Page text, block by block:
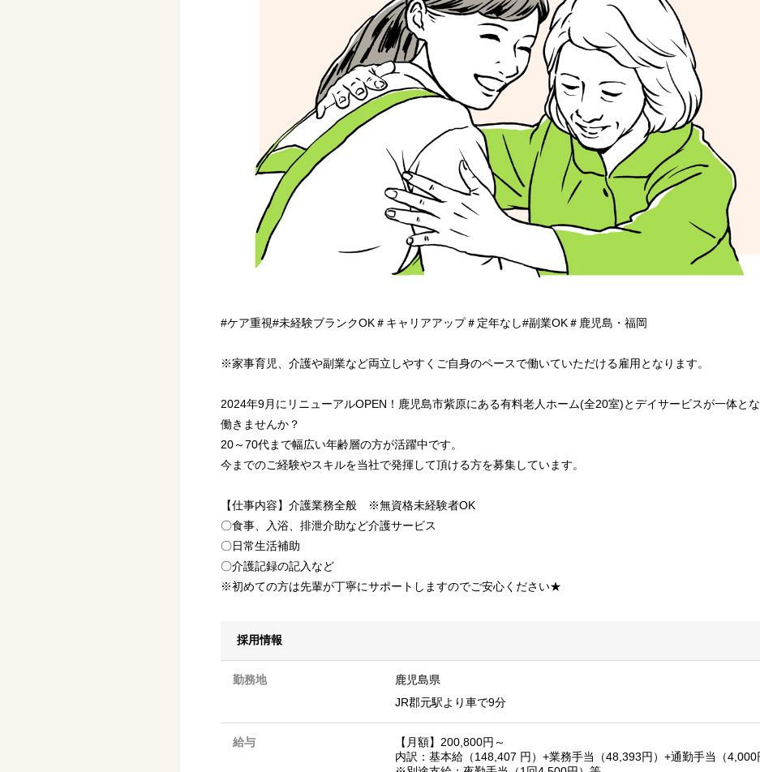
#ケア重視#未経験ブランクOK＃キャリアアップ＃定年なし#副業OK＃鹿児島・福岡
※家事育児、介護や副業など両立しやすくご自身のペースで働いていただける雇用となります。
2024年9月にリニューアルOPEN！鹿児島市紫原にある有料老人ホーム(全20室)とデイサービスが一体と
働きませんか？
20～70代まで幅広い年齢層の方が活躍中です。
今までのご経験やスキルを当社で発揮して頂ける方を募集しています。
【仕事内容】介護業務全般 ※無資格未経験者OK
〇食事、入浴、排泄介助など介護サービス
〇日常生活補助
〇介護記録の記入など
※初めての方は先輩が丁寧にサポートしますのでご安心ください★
採用情報
勤務地
鹿児島県
JR郡元駅より車で9分
給与
【月額】200,800円～
内訳：基本給（148,407 円）+業務手当（48,393円）+通勤手当（4,000